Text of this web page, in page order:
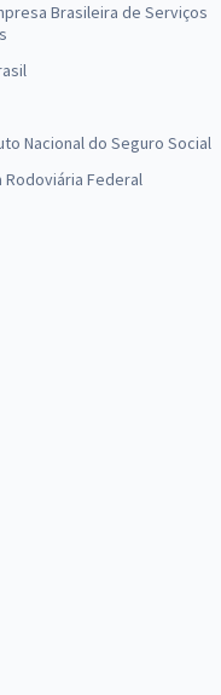
Brasileira de Serviços
Nacional do Seguro Social
Rodoviária Federal